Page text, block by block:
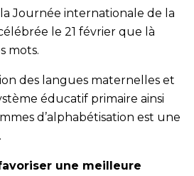
la Journée internationale de la
le 21 février que là
mots.
des langues maternelles et
éducatif primaire ainsi
d’alphabétisation est une
une meilleure